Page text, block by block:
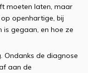
moeten laten, maar
openhartige, bij
is gegaan, en hoe ze
Ondanks de diagnose
aan de